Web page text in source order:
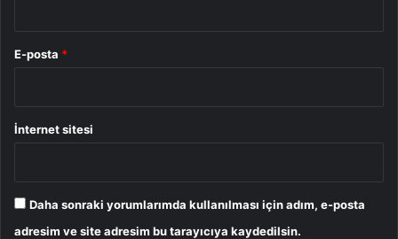
E-posta *
İnternet sitesi
Daha sonraki yorumlarımda kullanılması için adım, e-posta
adresim ve site adresim bu tarayıcıya kaydedilsin.